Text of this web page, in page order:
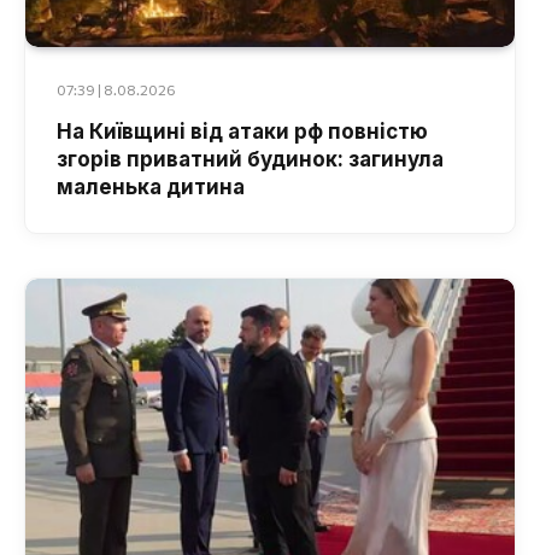
07:39 | 8.08.2026
На Київщині від атаки рф повністю
згорів приватний будинок: загинула
маленька дитина